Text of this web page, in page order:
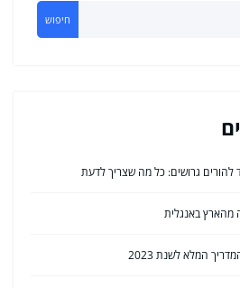
חיפוש
להורים גרושים: כל מה שצריך לדעת
מהארץ באנגלית
המלא לשנת 2023